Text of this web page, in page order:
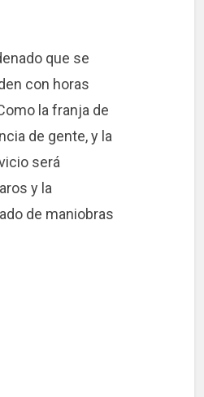
que se
con horas
la franja de
de gente, y la
será
y la
de maniobras